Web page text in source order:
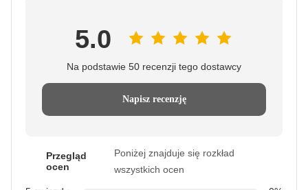
5.0
Na podstawie 50 recenzji tego dostawcy
Napisz recenzję
Przegląd
ocen
Poniżej znajduje się rozkład
wszystkich ocen